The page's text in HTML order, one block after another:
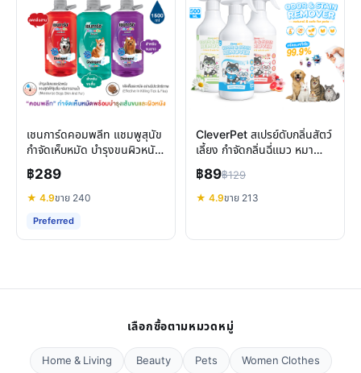
เชนการ์ดคอมพลีท แชมพูสุนัข
กำจัดเห็บหมัด บำรุงขนผิวหนัง
ครบวงจร
฿289
★ 4.9ขาย 240
Preferred
CleverPet สเปรย์ดับกลิ่นสัตว์
เลี้ยง กำจัดกลิ่นฉี่แมว หมา
ขจัดแบคทีเรีย 99.9%
฿89฿129
★ 4.9ขาย 213
เลือกซื้อตามหมวดหมู่
Home & Living Beauty Pets
Women Clothes